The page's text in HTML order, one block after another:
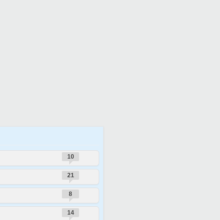
10
21
8
14